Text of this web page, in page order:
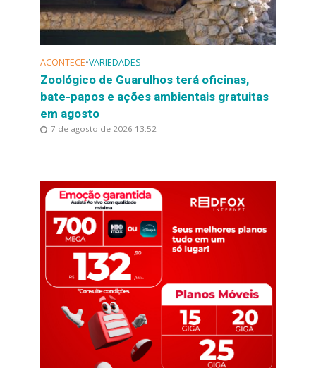
ACONTECE•VARIEDADES
Zoológico de Guarulhos terá oficinas,
bate-papos e ações ambientais gratuitas
em agosto
7 de agosto de 2026 13:52